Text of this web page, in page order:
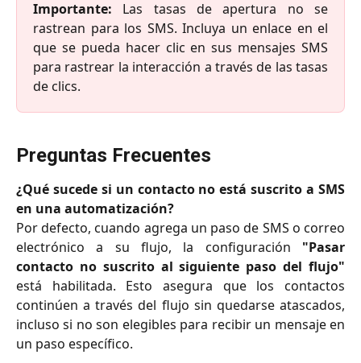
Importante: Las tasas de apertura no se
rastrean para los SMS. Incluya un enlace en el
que se pueda hacer clic en sus mensajes SMS
para rastrear la interacción a través de las tasas
de clics.
Preguntas Frecuentes
¿Qué sucede si un contacto no está suscrito a SMS
en una automatización?
Por defecto, cuando agrega un paso de SMS o correo
electrónico a su flujo, la configuración "Pasar
contacto no suscrito al siguiente paso del flujo"
está habilitada. Esto asegura que los contactos
continúen a través del flujo sin quedarse atascados,
incluso si no son elegibles para recibir un mensaje en
un paso específico.